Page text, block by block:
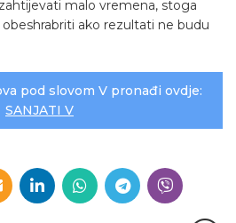
malo vremena, stoga
ako rezultati ne budu
pod slovom V pronađi ovdje:
SANJATI V